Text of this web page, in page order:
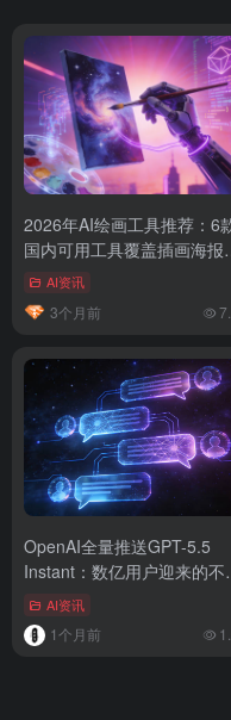
2026年AI绘画工具推荐：6
国内可用工具覆盖插画海报
计 AI资讯
3个月前
OpenAI全量推送GPT-5.5
Instant：数亿用户迎来的不
新模型，而是一场体验防守战
AI资讯
1个月前